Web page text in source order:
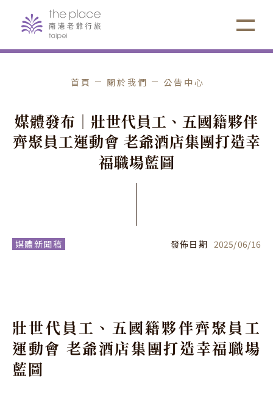
首頁 關於我們 公告中心
媒體發布 ｜ 壯世代員工 、 五國籍夥伴
齊聚員工運動會 老爺酒店集團打造幸
福職場藍圖
媒體新聞稿 發佈日期 2025/06/16
壯世代員工、五國籍夥伴齊聚員工
運動會 老爺酒店集團打造幸福職場
藍圖